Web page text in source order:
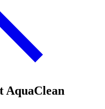
AquaClean